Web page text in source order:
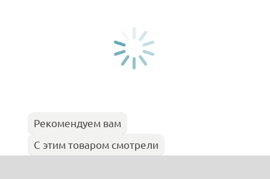
Рекомендуем вам
С этим товаром смотрели